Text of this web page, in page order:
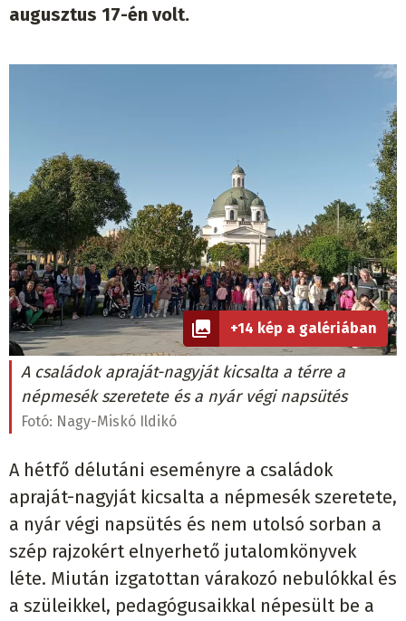
augusztus 17-én volt.
+14 kép a galériában
A családok apraját-nagyját kicsalta a térre a
népmesék szeretete és a nyár végi napsütés
Fotó: Nagy-Miskó Ildikó
A hétfő délutáni eseményre a családok
apraját-nagyját kicsalta a népmesék szeretete,
a nyár végi napsütés és nem utolsó sorban a
szép rajzokért elnyerhető jutalomkönyvek
léte. Miután izgatottan várakozó nebulókkal és
a szüleikkel, pedagógusaikkal népesült be a